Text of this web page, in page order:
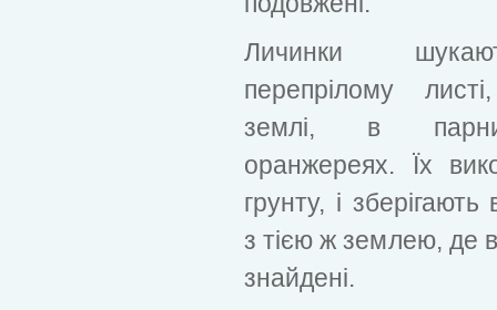
Личинки
перепрілому
землі, в
оранжереях. Їх
грунту, і зберігають
з тією ж землею, де
знайдені.